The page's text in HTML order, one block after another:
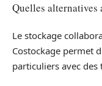
Quelles alternatives
Le stockage
Costockage permet
particuliers avec